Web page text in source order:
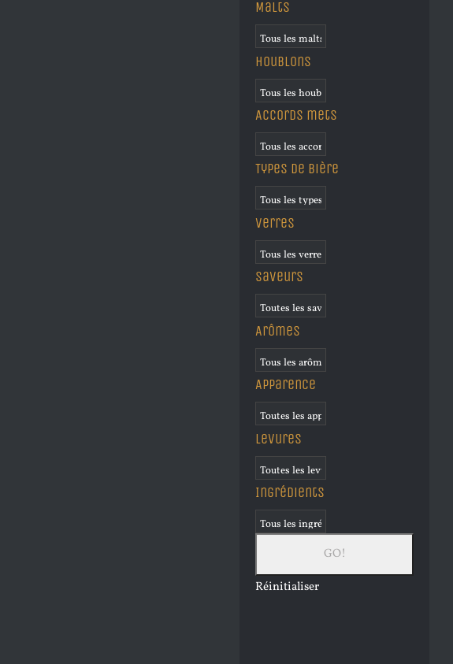
Malts
Houblons
Accords mets
Types de bière
Verres
Saveurs
Arômes
Apparence
Levures
Ingrédients
Réinitialiser